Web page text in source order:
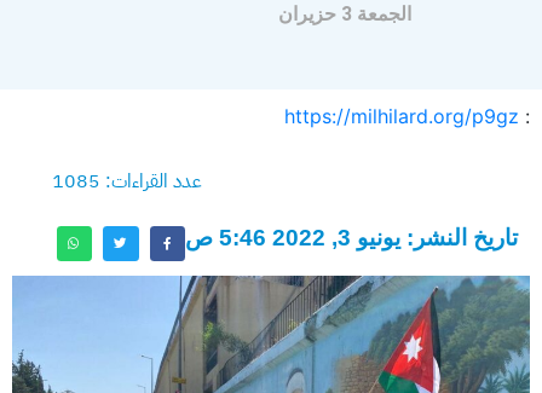
الجمعة 3 حزيران
:
https://milhilard.org/p9gz
عدد القراءات: 1085
تاريخ النشر: يونيو 3, 2022 5:46 ص